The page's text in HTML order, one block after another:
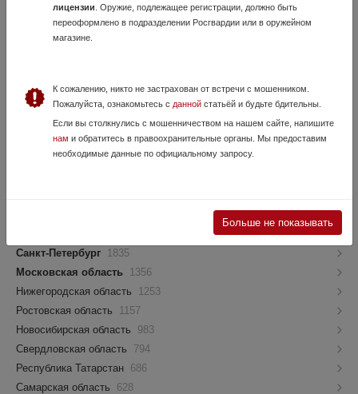
3 Августа, в 14:08
9 000 руб.
лицензии . Оружие, подлежащее регистрации, должно быть
переоформлено в подразделении Росгвардии или в оружейном
магазине.
К сожалению, никто не застрахован от встречи с мошенником.
Пожалуйста, ознакомьтесь с даннойстатьёй и будьте бдительны.
Если вы столкнулись с мошенничеством на нашем сайте, напишите
нам и обратитесь в правоохранительные органы. Мы предоставим
необходимые данные по официальному запросу.
Больше не показывать
VIP-объявления
Как попасть в этот блок?
Санкт-Петербург 1835
Московская область 1356
Нижегородская область
1253
Ростовская область
1157
Новосибирская область
983
Свердловская область
794
Республика Татарстан 686
Самарская область
628